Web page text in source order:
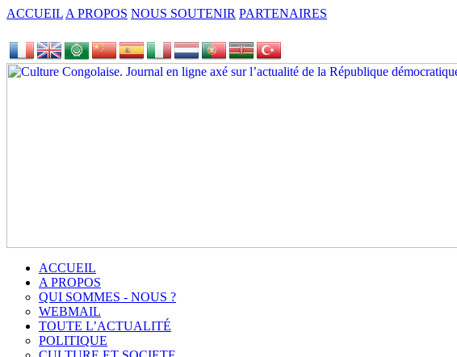
ACCUEIL A PROPOS NOUS SOUTENIR PARTENAIRES
ACCUEIL
A PROPOS
QUI SOMMES - NOUS ?
WEBMAIL
TOUTE L’ACTUALITÉ
POLITIQUE